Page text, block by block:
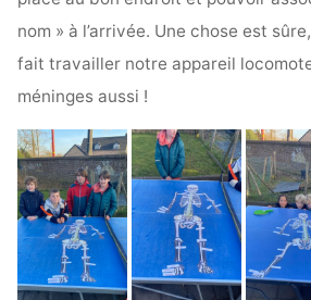
nom » à l’arrivée. Une chose est
fait travailler notre appareil
méninges aussi !